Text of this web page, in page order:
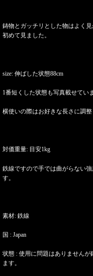
鋳物とガッチリとした物はよく
初めて見ました。
size: 伸ばした状態88cm
1番短くした状態も写真載せてい
横使いの際はお好きな長さに調整
対価重量: 目安1kg
鉄線ですので手では曲がらない
す。
素材: 鉄線
国 : Japan
状態 : 使用に問題はありません
ます。